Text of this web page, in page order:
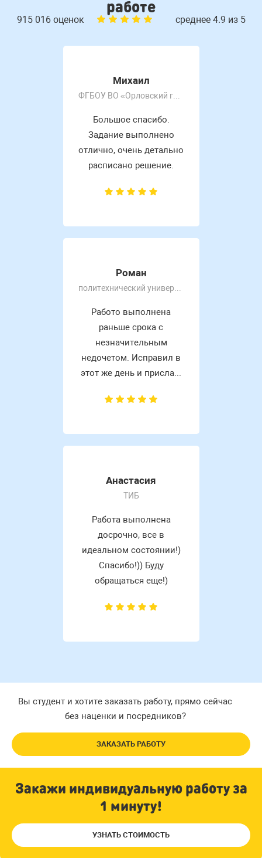
работе
915 016 оценок среднее 4.9 из 5
Михаил
ФГБОУ ВО «Орловский государственный университет имени И.С. Тургенева»
Большое спасибо.
Задание выполнено
отлично, очень детально
расписано решение.
Роман
Работо выполнена
раньше срока с
незначительным
недочетом. Исправил в
этот же день и присла...
Анастасия
ТИБ
Работа выполнена
досрочно, все в
идеальном состоянии!)
Спасибо!)) Буду
обращаться еще!)
Вы студент и хотите заказать работу, прямо сейчас
без наценки и посредников?
ЗАКАЗАТЬ РАБОТУ
Закажи индивидуальную работу за
1 минуту!
УЗНАТЬ СТОИМОСТЬ